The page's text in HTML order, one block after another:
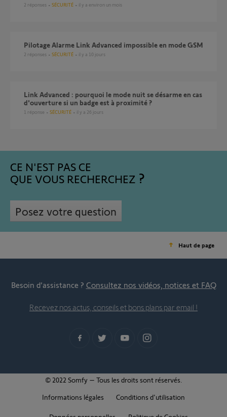
2 réponses SÉCURITÉ il y a environ un mois
Pilotage Alarme Link Advanced impossible en mode GSM
2 réponses SÉCURITÉ il y a 10 jours
Link Advanced : pourquoi le mode nuit se désarme en cas
d'ouverture si un badge est à proximité ?
1 réponse SÉCURITÉ il y a 26 jours
CE N'EST PAS CE
QUE VOUS RECHERCHEZ
Posez votre question
Haut de page
Besoin d’assistance ? Consultez nos vidéos, notices et FAQ
Recevez nos actus, conseils et bons plans par email !
© 2022 Somfy – Tous les droits sont réservés.
Informations légales
Conditions d'utilisation